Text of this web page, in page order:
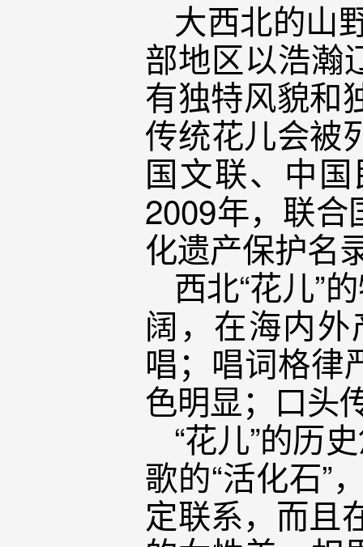
大西北的山
部地区以浩瀚
有独特风貌和
传统花儿会被
国文联、中
2009年，联
化遗产保护名
西北“花儿”
阔，在海内
唱；唱词格律
色明显；口头
“花儿”的历
歌的“活化石”
定联系，而且